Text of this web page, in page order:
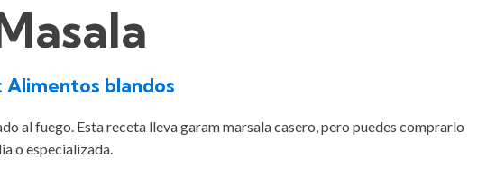
Alimentos blandos
al fuego. Esta receta lleva garam marsala casero, pero puedes comprarlo
o especializada.